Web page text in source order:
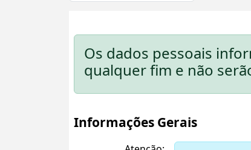
Os dados pessoais
qualquer fim e não
Informações Gerais